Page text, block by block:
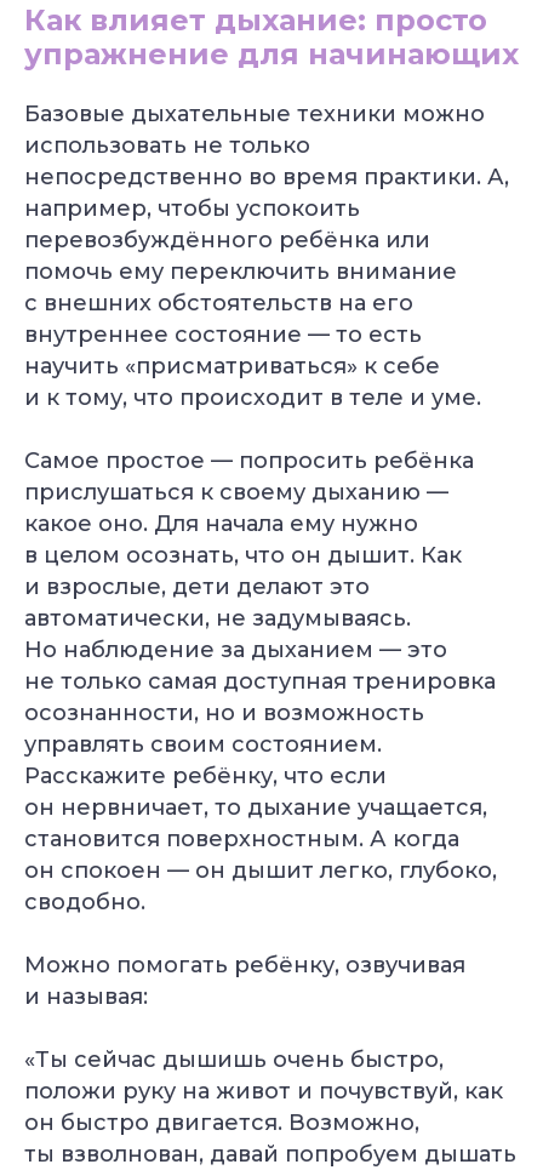
Как влияет дыхание: просто
упражнение для начинающих
Базовые дыхательные техники можно
использовать не только
непосредственно во время практики. А,
например, чтобы успокоить
перевозбуждённого ребёнка или
помочь ему переключить внимание
с внешних обстоятельств на его
внутреннее состояние — то есть
научить «присматриваться» к себе
и к тому, что происходит в теле и уме.
Самое простое — попросить ребёнка
прислушаться к своему дыханию —
какое оно. Для начала ему нужно
в целом осознать, что он дышит. Как
и взрослые, дети делают это
автоматически, не задумываясь.
Но наблюдение за дыханием — это
не только самая доступная тренировка
осознанности, но и возможность
управлять своим состоянием.
Расскажите ребёнку, что если
он нервничает, то дыхание учащается,
становится поверхностным. А когда
он спокоен — он дышит легко, глубоко,
сводобно.
Можно помогать ребёнку, озвучивая
и называя:
«Ты сейчас дышишь очень быстро,
положи руку на живот и почувствуй, как
он быстро двигается. Возможно,
ты взволнован, давай попробуем дышать